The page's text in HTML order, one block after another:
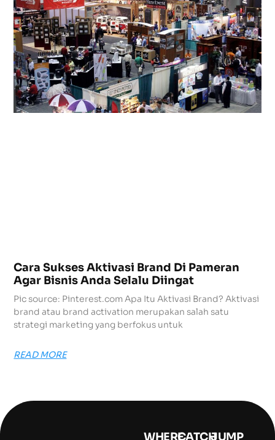
Cara Sukses Aktivasi Brand Di Pameran
Agar Bisnis Anda Selalu Diingat
Pic source: Pinterest.com Apa Itu Aktivasi Brand? Aktivasi
brand atau brand activation merupakan salah satu
strategi marketing yang berfokus untuk
READ MORE
WHERECATCHJUMP